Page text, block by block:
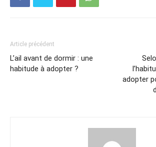
Article précédent
L’ail avant de dormir : une
habitude à adopter ?
adopter